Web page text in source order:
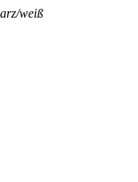
weiß